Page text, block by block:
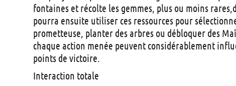
fontaines et récolte les gemmes, plus ou moins
pourra ensuite utiliser ces ressources pour
prometteuse, planter des arbres ou débloquer des
chaque action menée peuvent considérablement
points de victoire.
Interaction totale